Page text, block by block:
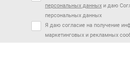
персональных данных и даю
персональных данных
Я даю согласие на получение
маркетинговых и рекламных